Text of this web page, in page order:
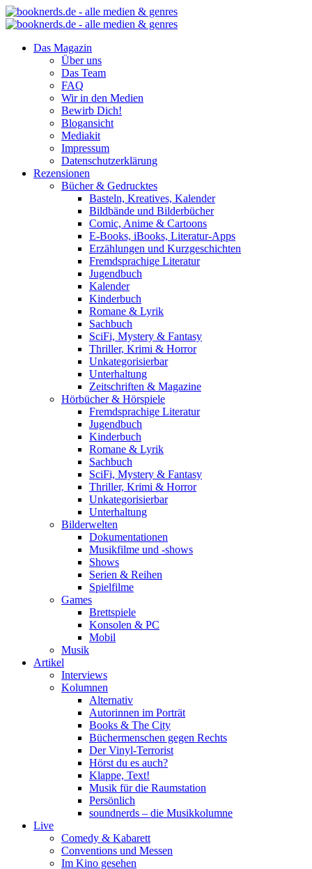
Das Magazin
Über uns
Das Team
FAQ
Wir in den Medien
Bewirb Dich!
Blogansicht
Mediakit
Impressum
Datenschutzerklärung
Rezensionen
Bücher & Gedrucktes
Basteln, Kreatives, Kalender
Bildbände und Bilderbücher
Comic, Anime & Cartoons
E-Books, iBooks, Literatur-Apps
Erzählungen und Kurzgeschichten
Fremdsprachige Literatur
Jugendbuch
Kalender
Kinderbuch
Romane & Lyrik
Sachbuch
SciFi, Mystery & Fantasy
Thriller, Krimi & Horror
Unkategorisierbar
Unterhaltung
Zeitschriften & Magazine
Hörbücher & Hörspiele
Fremdsprachige Literatur
Jugendbuch
Kinderbuch
Romane & Lyrik
Sachbuch
SciFi, Mystery & Fantasy
Thriller, Krimi & Horror
Unkategorisierbar
Unterhaltung
Bilderwelten
Dokumentationen
Musikfilme und -shows
Shows
Serien & Reihen
Spielfilme
Games
Brettspiele
Konsolen & PC
Mobil
Musik
Artikel
Interviews
Kolumnen
Alternativ
Autorinnen im Porträt
Books & The City
Büchermenschen gegen Rechts
Der Vinyl-Terrorist
Hörst du es auch?
Klappe, Text!
Musik für die Raumstation
Persönlich
soundnerds – die Musikkolumne
Live
Comedy & Kabarett
Conventions und Messen
Im Kino gesehen